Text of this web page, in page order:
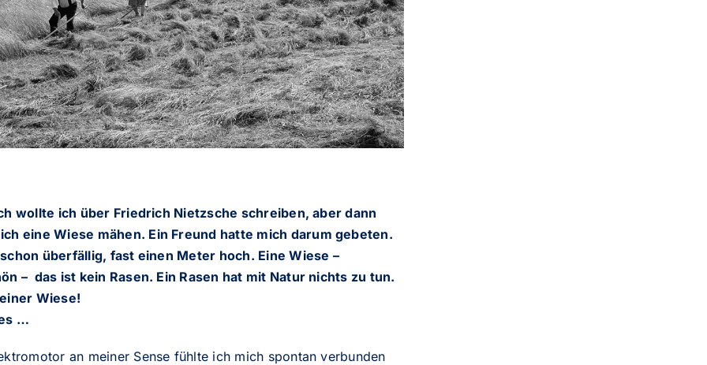
wollte ich über Friedrich Nietzsche schreiben, aber dann
eine Wiese mähen. Ein Freund hatte mich darum gebeten.
überfällig, fast einen Meter hoch. Eine Wiese –
– das ist kein Rasen. Ein Rasen hat mit Natur nichts zu tun.
Wiese!
…
an meiner Sense fühlte ich mich spontan verbunden